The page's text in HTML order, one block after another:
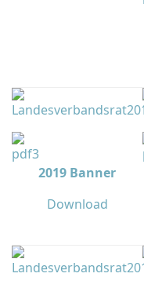
2019 Banner
Download